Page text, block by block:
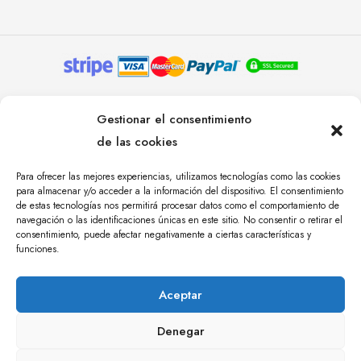
Gestionar el consentimiento
de las cookies
Para ofrecer las mejores experiencias, utilizamos tecnologías como las cookies
para almacenar y/o acceder a la información del dispositivo. El consentimiento
de estas tecnologías nos permitirá procesar datos como el comportamiento de
navegación o las identificaciones únicas en este sitio. No consentir o retirar el
consentimiento, puede afectar negativamente a ciertas características y
funciones.
Aceptar
Denegar
RESERVADOS. AGENCIA DE COMUNICACIÓN
ÁNGULO TRES.